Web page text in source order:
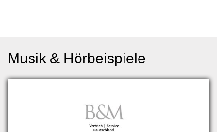
Musik & Hörbeispiele